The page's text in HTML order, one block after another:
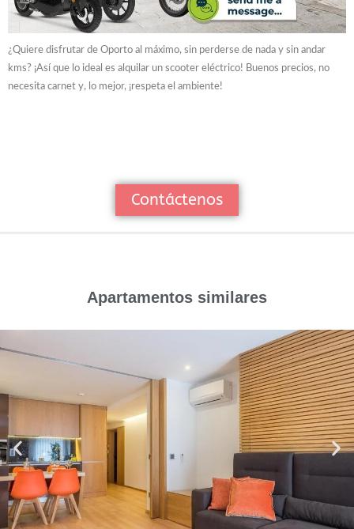
¿Quiere disfrutar de Oporto al máximo, sin perderse de nada y sin andar
kms? ¡Así que lo ideal es alquilar un scooter eléctrico! Buenos precios, no
necesita carnet y, lo mejor, ¡respeta el ambiente!
Contáctenos
Apartamentos similares